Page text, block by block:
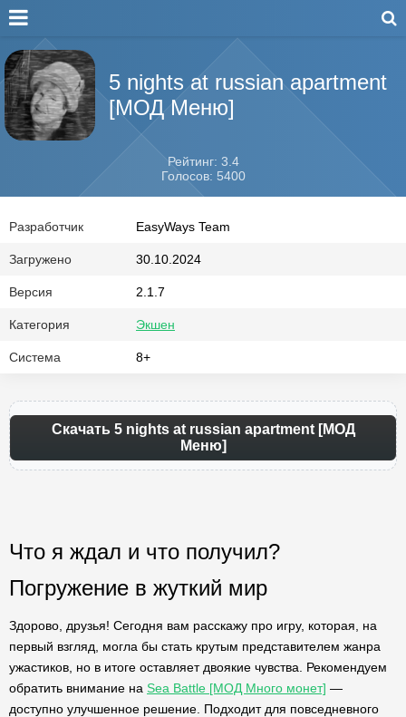
5 nights at russian apartment
[МОД Меню]
Рейтинг: 3.4
Голосов: 5400
Разработчик EasyWays Team
Загружено 30.10.2024
Версия 2.1.7
Категория Экшен
Система 8+
Скачать 5 nights at russian apartment [МОД
Меню]
Что я ждал и что получил?
Погружение в жуткий мир
Здорово, друзья! Сегодня вам расскажу про игру, которая, на
первый взгляд, могла бы стать крутым представителем жанра
ужастиков, но в итоге оставляет двоякие чувства. Рекомендуем
обратить внимание на Sea Battle [МОД Много монет] —
доступно улучшенное решение. Подходит для повседневного